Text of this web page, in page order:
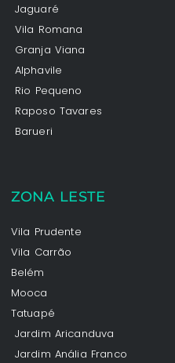
Jaguaré
Vila Romana
Granja Viana
Alphavile
Rio Pequeno
Raposo Tavares
Barueri
ZONA LESTE
Vila Prudente
Vila Carrão
Belém
Mooca
Tatuapé
Jardim Aricanduva
Jardim Anália Franco